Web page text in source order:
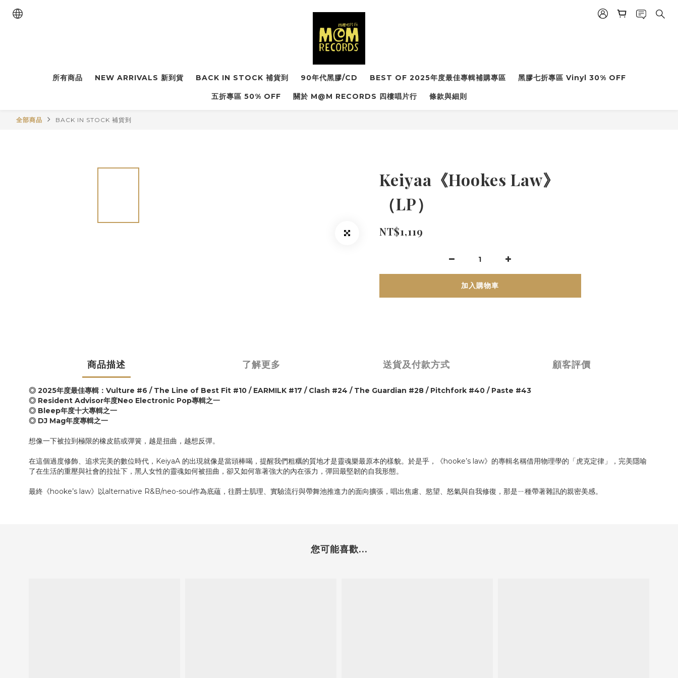
所有商品 NEW ARRIVALS 新到貨 BACK IN STOCK 補貨到 90年代黑膠/CD BEST OF 2025年度最佳專輯補購專區 黑膠七折專區 Vinyl 30% OFF
五折專區 50% OFF 關於 M@M RECORDS 四樓唱片行 條款與細則
全部商品 BACK IN STOCK 補貨到
Keiyaa《Hookes Law》
（LP）
NT$1,119
加入購物車
商品描述 了解更多 送貨及付款方式 顧客評價
◎ 2025年度最佳專輯：Vulture #6 / The Line of Best Fit #10 / EARMILK #17 / Clash #24 / The Guardian #28 / Pitchfork #40 / Paste #43
◎ Resident Advisor年度Neo Electronic Pop專輯之一
◎ Bleep年度十大專輯之一
◎ DJ Mag年度專輯之一
想像一下被拉到極限的橡皮筋或彈簧，越是扭曲，越想反彈。
在這個過度修飾、追求完美的數位時代，KeiyaA 的出現就像是當頭棒喝，提醒我們粗糲的質地才是靈魂樂最原本的樣貌。於是乎，《hooke’s law》的專輯名稱借用物理學的「虎克定律」，完美隱喻
了在生活的重壓與社會的拉扯下，黑人女性的靈魂如何被扭曲，卻又如何靠著強大的內在張力，彈回最堅韌的自我形態。
最終《hooke’s law》以alternative R&B/neo-soul作為底蘊，往爵士肌理、實驗流行與帶舞池推進力的面向擴張，唱出焦慮、慾望、怒氣與自我修復，那是ㄧ種帶著雜訊的親密美感。
您可能喜歡...